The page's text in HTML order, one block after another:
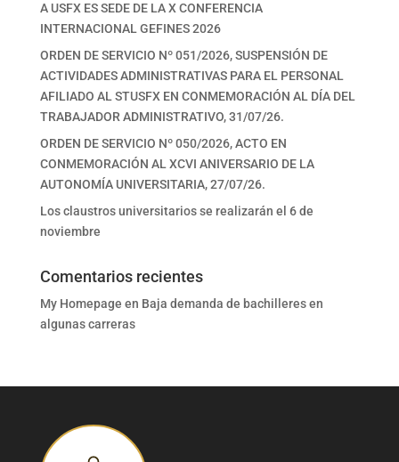
A USFX ES SEDE DE LA X CONFERENCIA
INTERNACIONAL GEFINES 2026
ORDEN DE SERVICIO Nº 051/2026, SUSPENSIÓN DE
ACTIVIDADES ADMINISTRATIVAS PARA EL PERSONAL
AFILIADO AL STUSFX EN CONMEMORACIÓN AL DÍA DEL
TRABAJADOR ADMINISTRATIVO, 31/07/26.
ORDEN DE SERVICIO Nº 050/2026, ACTO EN
CONMEMORACIÓN AL XCVI ANIVERSARIO DE LA
AUTONOMÍA UNIVERSITARIA, 27/07/26.
Los claustros universitarios se realizarán el 6 de
noviembre
Comentarios recientes
My Homepage en Baja demanda de bachilleres en
algunas carreras